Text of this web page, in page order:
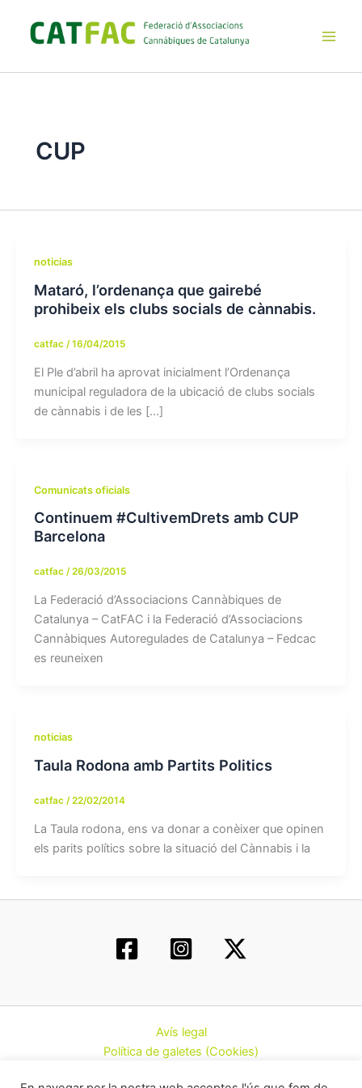
contenido
CUP
noticias
Mataró, l’ordenança que gairebé
prohibeix els clubs socials de cànnabis.
catfac /16/04/2015
El Ple d’abril ha aprovat inicialment l’Ordenança
municipal reguladora de la ubicació de clubs socials
de cànnabis i de les […]
Comunicats oficials
Continuem #CultivemDrets amb CUP
Barcelona
catfac /26/03/2015
La Federació d’Associacions Cannàbiques de
Catalunya – CatFAC i la Federació d’Associacions
Cannàbiques Autoregulades de Catalunya – Fedcac
es reuneixen
noticias
Taula Rodona amb Partits Politics
catfac /22/02/2014
La Taula rodona, ens va donar a conèixer que opinen
els parits polítics sobre la situació del Cànnabis i la
Avís legal
Política de galetes (Cookies)